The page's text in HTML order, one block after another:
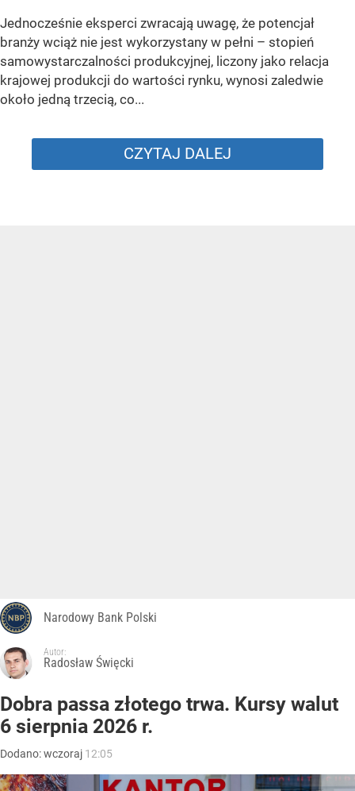
Jednocześnie eksperci zwracają uwagę, że potencjał
branży wciąż nie jest wykorzystany w pełni – stopień
samowystarczalności produkcyjnej, liczony jako relacja
krajowej produkcji do wartości rynku, wynosi zaledwie
około jedną trzecią, co...
CZYTAJ DALEJ
Narodowy Bank Polski
Autor:
Radosław Święcki
Dobra passa złotego trwa. Kursy walut
6 sierpnia 2026 r.
Dodano:wczoraj 12:05